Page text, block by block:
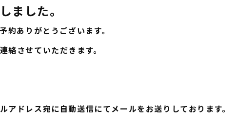
ました。
約ありがとうございます。
絡させていただきます。
アドレス宛に自動送信にてメールをお送りしております。